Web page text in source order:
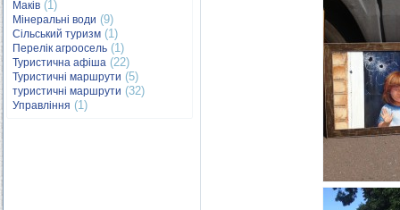
Маків (1)
Мінеральні води (9)
Сільський туризм (1)
Перелік агроосель (1)
Туристична афіша (22)
Туристичні маршрути (5)
туристичні маршрути (32)
Управління (1)